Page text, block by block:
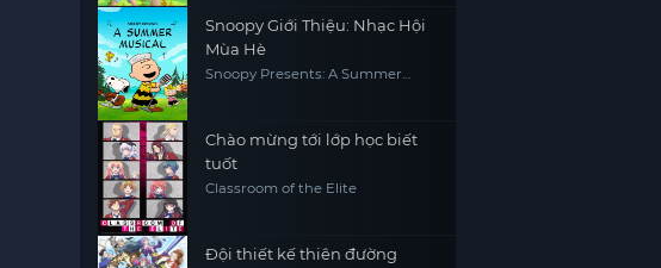
Snoopy Giới Thiệu: Nhạc Hội
Mùa Hè
Snoopy Presents: A Summer
Chào mừng tới lớp học biết
tuốt
Classroom of the Elite
Đội thiết kế thiên đường